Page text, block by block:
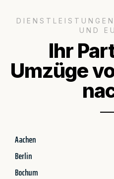
UND
Ihr
Umzüge
Aachen
Berlin
Bochum